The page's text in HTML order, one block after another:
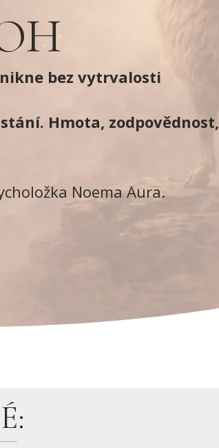
bez vytrvalosti
Hmota, zodpovědnost,
Noema Aura.